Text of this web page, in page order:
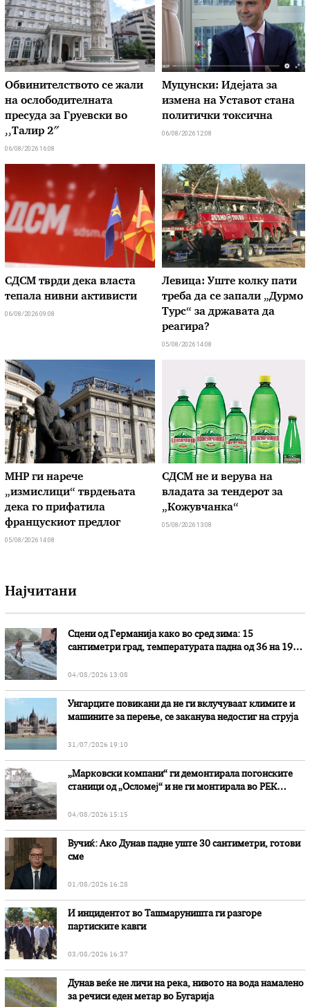
Обвинителството се жали
на ослободителната
пресуда за Груевски во
,,Талир 2″
06/08/2026 16:08
Муцунски: Идејата за
измена на Уставот стана
политички токсична
06/08/2026 12:08
СДСМ тврди дека власта
тепала нивни активисти
06/08/2026 09:08
Левица: Уште колку пати
треба да се запали „Дурмо
Турс“ за државата да
реагира?
05/08/2026 14:08
МНР ги нарече
„измислици“ тврдењата
дека го прифатила
францускиот предлог
05/08/2026 14:08
СДСМ не и верува на
владата за тендерот за
„Кожувчанка“
05/08/2026 13:08
Најчитани
Сцени од Германија како во сред зима: 15
сантиметри град, температурата падна од 36 на 19
04/08/2026 13:08
Унгарците повикани да не ги вклучуваат климите и
машините за перење, се заканува недостиг на струја
31/07/2026 19:10
„Марковски компани“ ги демонтирала погонските
станици од „Осломеј“ и не ги монтирала во РЕК
04/08/2026 15:15
Вучиќ: Ако Дунав падне уште 30 сантиметри, готови
сме
01/08/2026 16:28
И инцидентот во Ташмаруништa ги разгоре
партиските кавги
03/08/2026 16:37
Дунав веќе не личи на река, нивото на вода намалено
за речиси еден метар во Бугарија